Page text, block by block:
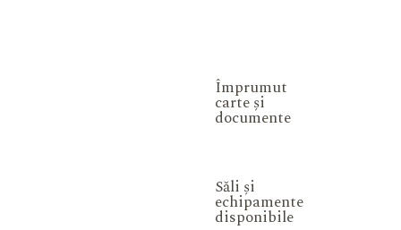
Împrumut
carte și
documente
Săli și
echipamente
disponibile